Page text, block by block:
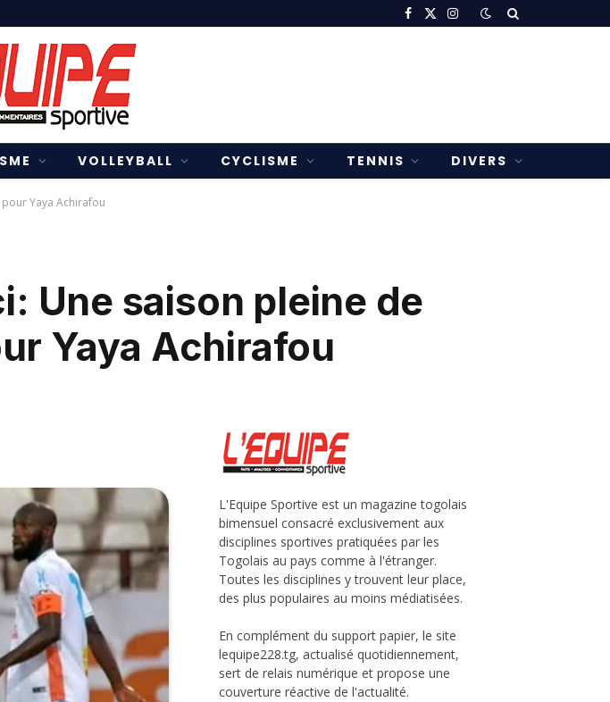
Facebook
X
Instagram
VOLLEYBALL CYCLISME TENNIS DIVERS
Yaya Achirafou
Une saison pleine de
Yaya Achirafou
L'Equipe Sportive est un magazine togolais
bimensuel consacré exclusivement aux
disciplines sportives pratiquées par les
Togolais au pays comme à l'étranger.
Toutes les disciplines y trouvent leur place,
des plus populaires au moins médiatisées.
En complément du support papier, le site
lequipe228.tg, actualisé quotidiennement,
sert de relais numérique et propose une
couverture réactive de l'actualité.